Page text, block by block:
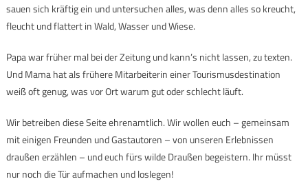
sauen sich kräftig ein und untersuchen alles, was denn alles so kreucht,
fleucht und flattert in Wald, Wasser und Wiese.
Papa war früher mal bei der Zeitung und kann’s nicht lassen, zu texten.
Und Mama hat als frühere Mitarbeiterin einer Tourismusdestination
weiß oft genug, was vor Ort warum gut oder schlecht läuft.
Wir betreiben diese Seite ehrenamtlich. Wir wollen euch – gemeinsam
mit einigen Freunden und Gastautoren – von unseren Erlebnissen
draußen erzählen – und euch fürs wilde Draußen begeistern. Ihr müsst
nur noch die Tür aufmachen und loslegen!